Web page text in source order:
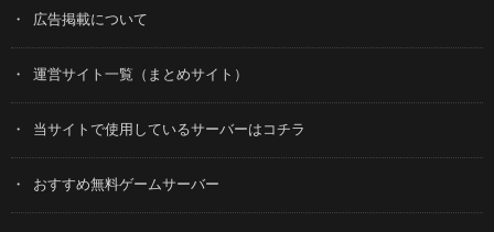
広告掲載について
運営サイト一覧（まとめサイト）
当サイトで使用しているサーバーはコチラ
おすすめ無料ゲームサーバー